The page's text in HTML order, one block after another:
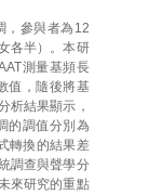
，參與者為12
各半）。本研
測量基頻長
值，隨後將基
析結果顯示，
的調值分別為
轉換的結果差
調查與聲學分
來研究的重點